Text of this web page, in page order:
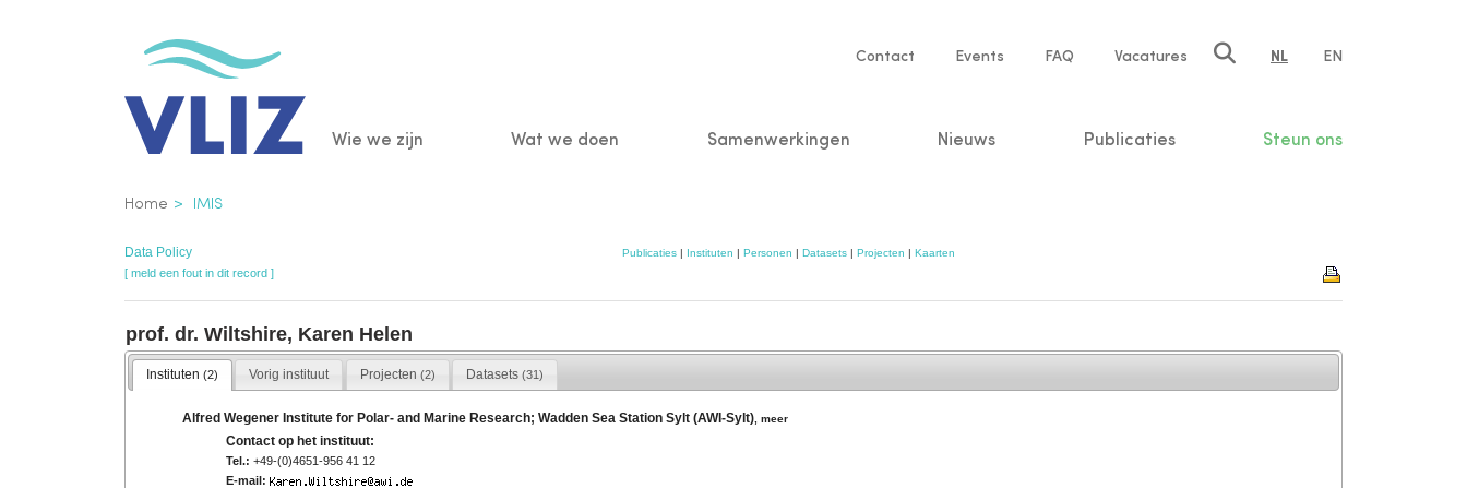
Service
Contact Events FAQ Vacatures NL EN
Main
Wie we zijn Wat we doen Samenwerkingen Nieuws Publicaties Steun ons
Kruimelpad
Home IMIS
Data Policy Publicaties| Instituten | Personen | Datasets| Projecten | Kaarten
[ meld een fout in dit record ]
prof. dr. Wiltshire, Karen Helen
Instituten (2) Vorig instituut Projecten (2) Datasets (31)
Alfred Wegener Institute for Polar- and Marine Research; Wadden Sea Station Sylt (AWI-Sylt) ,meer
Contact op het instituut:
Tel.: +49-(0)4651-956 41 12
E-mail: